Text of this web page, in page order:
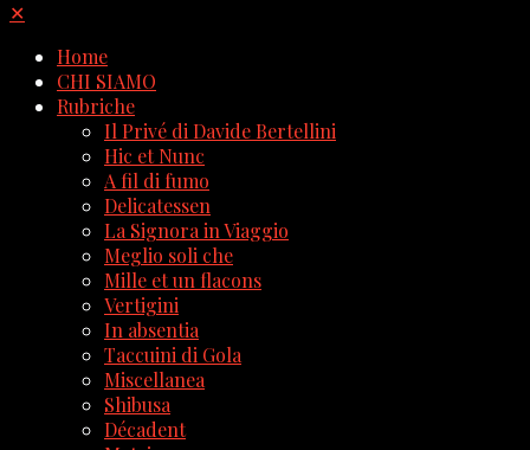
✕
Home
CHI SIAMO
Rubriche
Il Privé di Davide Bertellini
Hic et Nunc
A fil di fumo
Delicatessen
La Signora in Viaggio
Meglio soli che
Mille et un flacons
Vertigini
In absentia
Taccuini di Gola
Miscellanea
Shibusa
Décadent